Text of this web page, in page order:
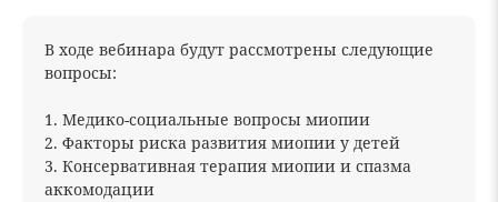
В ходе вебинара будут рассмотрены следующие
вопросы:
1. Медико-социальные вопросы миопии
2. Факторы риска развития миопии у детей
3. Консервативная терапия миопии и спазма
аккомодации